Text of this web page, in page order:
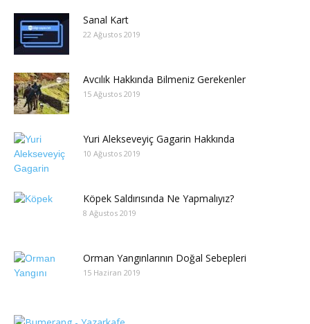
Sanal Kart
22 Ağustos 2019
Avcılık Hakkında Bilmeniz Gerekenler
15 Ağustos 2019
Yuri Alekseveyiç Gagarin Hakkında
10 Ağustos 2019
Köpek Saldırısında Ne Yapmalıyız?
8 Ağustos 2019
Orman Yangınlarının Doğal Sebepleri
15 Haziran 2019